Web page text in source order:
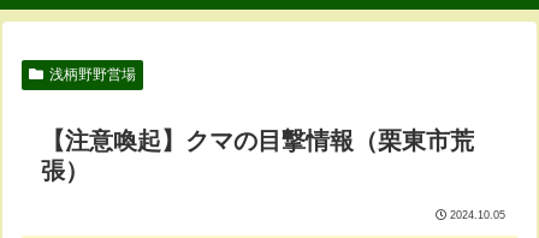
浅柄野野営場
【注意喚起】クマの目撃情報（栗東市荒
張）
2024.10.05